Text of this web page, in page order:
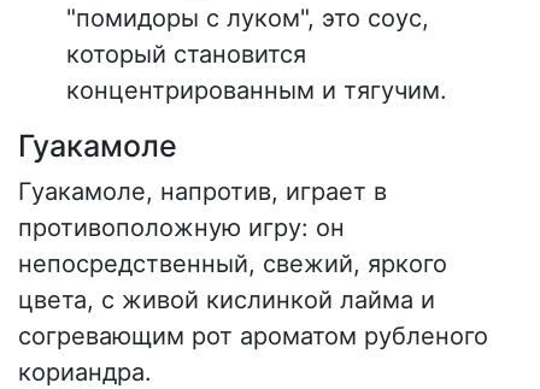
"помидоры с луком", это соус,
который становится
концентрированным и тягучим.
Гуакамоле
Гуакамоле, напротив, играет в
противоположную игру: он
непосредственный, свежий, яркого
цвета, с живой кислинкой лайма и
согревающим рот ароматом рубленого
кориандра.